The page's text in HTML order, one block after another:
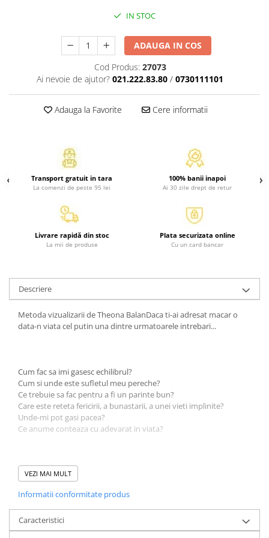
Carte prescolara
Carti de colorat
Grafice
Povesti pentru copii
Dictionare si enciclopedii
Atlase, dictionare si enciclopedii
Dictionare tematice
Diete si fitness
Fitness si frumusete
Diverse
Diverse
Feng Shui
Drept
Legislatie
Fictiune
Actiune si Aventura
Crime, Thriller, Mistery
Fantasy
Literatura de divertisment
IN STOC
ADAUGA IN COS
Cod Produs: 27073
Ai nevoie de ajutor? 021.222.83.80 / 0730111101
Adauga la Favorite Cere informatii
Transport gratuit in tara
La comenzi de peste 95 lei
100% banii inapoi
Ai 30 zile drept de retur
Livrare rapidă din stoc
La mii de produse
Plata securizata online
Cu un card bancar
Descriere
Metoda vizualizarii de Theona BalanDaca ti-ai adresat macar o
data-n viata cel putin una dintre urmatoarele intrebari...
Cum fac sa imi gasesc echilibrul?
Cum si unde este sufletul meu pereche?
Ce trebuie sa fac pentru a fi un parinte bun?
Care este reteta fericirii, a bunastarii, a unei vieti implinite?
Unde-mi pot gasi pacea?
Ce anume conteaza cu adevarat in viata?
Ti-am ascultat framantarile, ti-am inteles dorintele si vin catre tine
cu raspunsuri si constientizari care pot produce transformari
pana la cel mai profund nivel al fiintei tale.
VEZI MAI MULT
Informatii conformitate produs
Caracteristici